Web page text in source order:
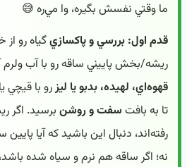
ما وقتي نفسش بگيره، وا مي‌ره 😅
قدم اول: بررسي و پاکسازيگياه رو
ريشه/بخش پاييني ساقه رو با آب
قهوه‌اي، لهيده، بدبو يا ليزرو با قيچي
تا به بافت سفت و روشن برسيد. اگر
رفته‌اند، دنبال اين باشيد که آيا پايين
نه؛ اگر ساقه هم نرم و سياه شده